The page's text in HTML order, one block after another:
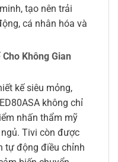
tạo nên trải
cá nhân hóa và
Không Gian
kế siêu mỏng,
không chỉ
nhấn thẩm mỹ
Tivi còn được
tự động điều chỉnh